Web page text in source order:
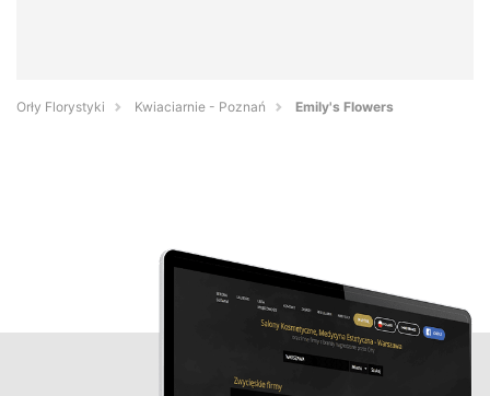
Orły Florystyki Kwiaciarnie - Poznań Emily's Flowers